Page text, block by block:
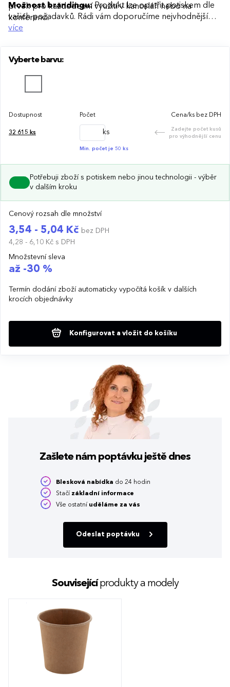
prvek pro každodenní využití v kanceláři nebo na
konferenci.
Možnost brandingu:Produkt lze opatřit potiskem dle
vašich požadavků. Rádi vám doporučíme nejvhodnější
technologii potisku s ohledem na design i váš rozpočet.
více
Vyberte barvu:
Dostupnost Počet Cena/ks bez DPH
32 615 ks ks
Zadejte počet kusů
pro výhodnější cenu
Min. počet je 50 ks
Potřebuji zboží s potiskem nebo jinou technologii - výběr
v dalším kroku
Cenový rozsah dle množství
3,54 - 5,04 Kč bez DPH
4,28 - 6,10 Kč s DPH
Množstevní sleva
až -30 %
Termín dodání zboží automaticky vypočítá košík v dalších
krocích objednávky
Konfigurovat a vložit do košíku
Zašlete nám poptávku ještě dnes
Blesková nabídka do 24 hodin
Stačí základní informace
Vše ostatní uděláme za vás
Odeslat poptávku
Souvisejícíprodukty a modely